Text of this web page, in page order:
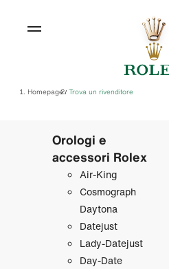
Homepage/ Trova un rivenditore
Orologi e
accessori Rolex
Air‑King
Cosmograph
Daytona
Datejust
Lady‑Datejust
Day‑Date